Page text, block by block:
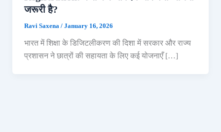
जरूरी है?
Ravi Saxena / January 16, 2026
भारत में शिक्षा के डिजिटलीकरण की दिशा में सरकार और राज्य
प्रशासन ने छात्रों की सहायता के लिए कई योजनाएँ […]